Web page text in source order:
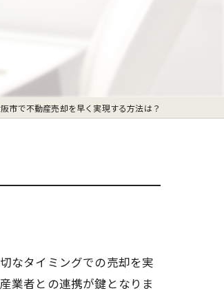
市で不動産売却を早く実現する方法は？
なタイミングでの売却を実
業者との連携が鍵となりま